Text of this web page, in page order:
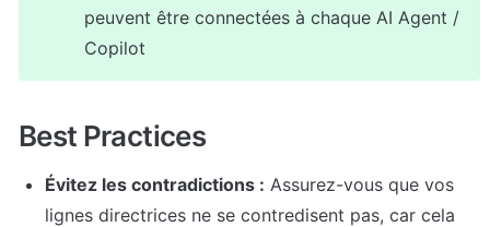
peuvent être connectées à chaque AI Agent /
Copilot
Best Practices
Évitez les contradictions : Assurez-vous que vos
lignes directrices ne se contredisent pas, car cela